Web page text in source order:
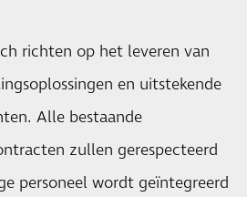
richten op het leveren van
en uitstekende
Alle bestaande
zullen gerespecteerd
personeel wordt geïntegreerd